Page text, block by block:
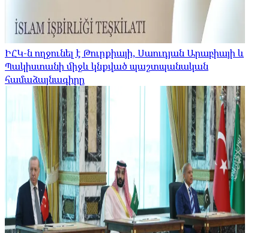
ԻՀԿ-ն ողջունել է Թուրքիայի, Սաուդյան Արաբիայի և
Պակիստանի միջև կնքված պաշտպանական
համաձայնագիրը